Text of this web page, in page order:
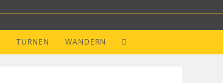
TURNEN WANDERN